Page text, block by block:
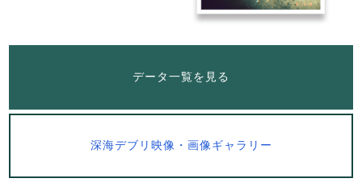
データ一覧を見る
深海デブリ映像・画像ギャラリー